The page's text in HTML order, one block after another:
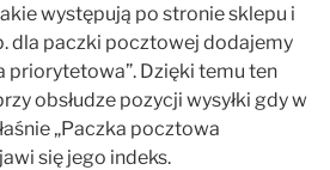
występują po stronie sklepu i
dla paczki pocztowej dodajemy
priorytetowa”. Dzięki temu ten
obsłudze pozycji wysyłki gdy w
„Paczka pocztowa
się jego indeks.